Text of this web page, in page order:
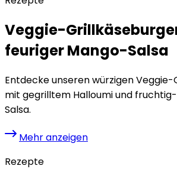
Veggie-
feuriger Mango-Salsa
Entdecke unseren würzigen
mit gegrilltem Halloumi und
Salsa.
Mehr anzeigen
Rezepte